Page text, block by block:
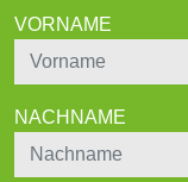
VORNAME
NACHNAME